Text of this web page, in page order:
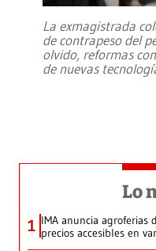
La exmagistrada
de contrapeso del
olvido, reformas
de nuevas
Lo
1 IMA anuncia agroferias
precios accesibles en